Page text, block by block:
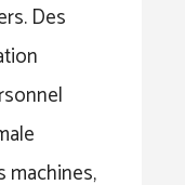
Des
machines,